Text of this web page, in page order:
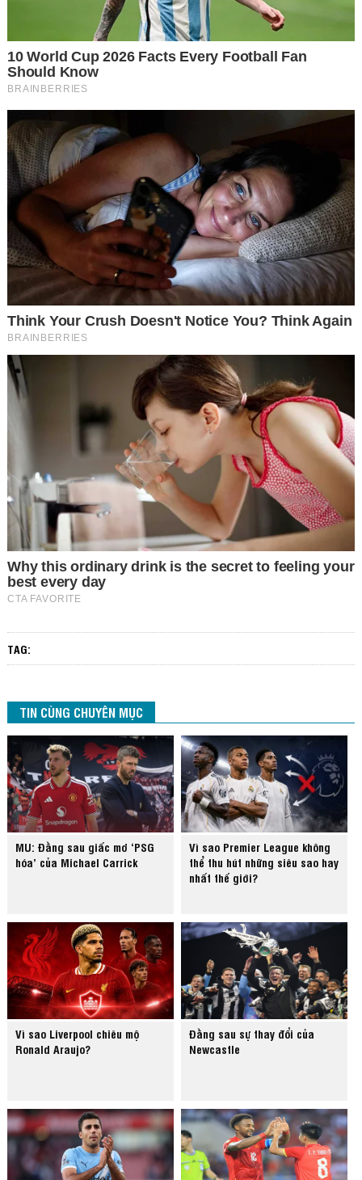
TAG:
TIN CÙNG CHUYÊN MỤC
MU: Đằng sau giấc mơ ‘PSG
hóa’ của Michael Carrick
Vì sao Premier League không
thể thu hút những siêu sao hay
nhất thế giới?
Vì sao Liverpool chiêu mộ
Ronald Araujo?
Đằng sau sự thay đổi của
Newcastle